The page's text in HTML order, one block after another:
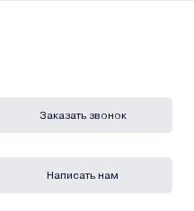
Заказать звонок
Написать нам